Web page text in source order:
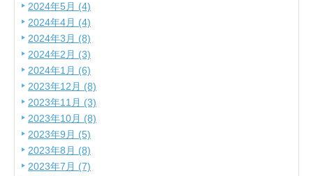
2024年5月 (4)
2024年4月 (4)
2024年3月 (8)
2024年2月 (3)
2024年1月 (6)
2023年12月 (8)
2023年11月 (3)
2023年10月 (8)
2023年9月 (5)
2023年8月 (8)
2023年7月 (7)